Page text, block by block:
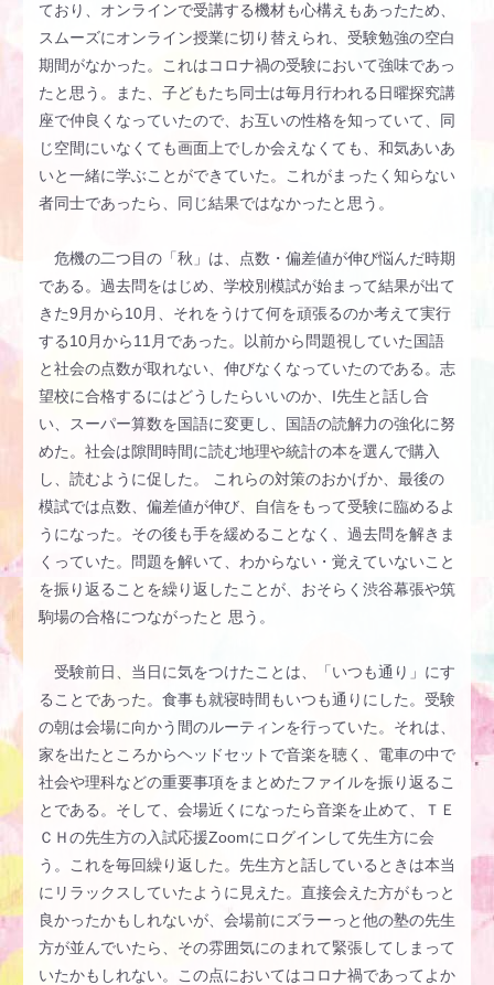
ており、オンラインで受講する機材も心構えもあったため、
スムーズにオンライン授業に切り替えられ、受験勉強の空白
期間がなかった。これはコロナ禍の受験において強味であっ
たと思う。また、子どもたち同士は毎月行われる日曜探究講
座で仲良くなっていたので、お互いの性格を知っていて、同
じ空間にいなくても画面上でしか会えなくても、和気あいあ
いと一緒に学ぶことができていた。これがまったく知らない
者同士であったら、同じ結果ではなかったと思う。
危機の二つ目の「秋」は、点数・偏差値が伸び悩んだ時期
である。過去問をはじめ、学校別模試が始まって結果が出て
きた9月から10月、それをうけて何を頑張るのか考えて実行
する10月から11月であった。以前から問題視していた国語
と社会の点数が取れない、伸びなくなっていたのである。志
望校に合格するにはどうしたらいいのか、I先生と話し合
い、スーパー算数を国語に変更し、国語の読解力の強化に努
めた。社会は隙間時間に読む地理や統計の本を選んで購入
し、読むように促した。 これらの対策のおかげか、最後の
模試では点数、偏差値が伸び、自信をもって受験に臨めるよ
うになった。その後も手を緩めることなく、過去問を解きま
くっていた。問題を解いて、わからない・覚えていないこと
を振り返ることを繰り返したことが、おそらく渋谷幕張や筑
駒場の合格につながったと 思う。
受験前日、当日に気をつけたことは、「いつも通り」にす
ることであった。食事も就寝時間もいつも通りにした。受験
の朝は会場に向かう間のルーティンを行っていた。それは、
家を出たところからヘッドセットで音楽を聴く、電車の中で
社会や理科などの重要事項をまとめたファイルを振り返るこ
とである。そして、会場近くになったら音楽を止めて、ＴＥ
ＣＨの先生方の入試応援Zoomにログインして先生方に会
う。これを毎回繰り返した。先生方と話しているときは本当
にリラックスしていたように見えた。直接会えた方がもっと
良かったかもしれないが、会場前にズラーっと他の塾の先生
方が並んでいたら、その雰囲気にのまれて緊張してしまって
いたかもしれない。この点においてはコロナ禍であってよか